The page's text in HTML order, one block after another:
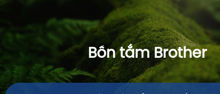
Bồn tắm Brother